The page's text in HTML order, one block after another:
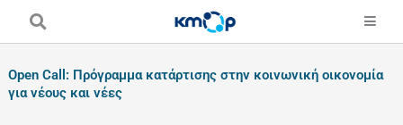
Open Call: Πρόγραμμα κατάρτισης στην κοινωνική οικονομία
για νέους και νέες